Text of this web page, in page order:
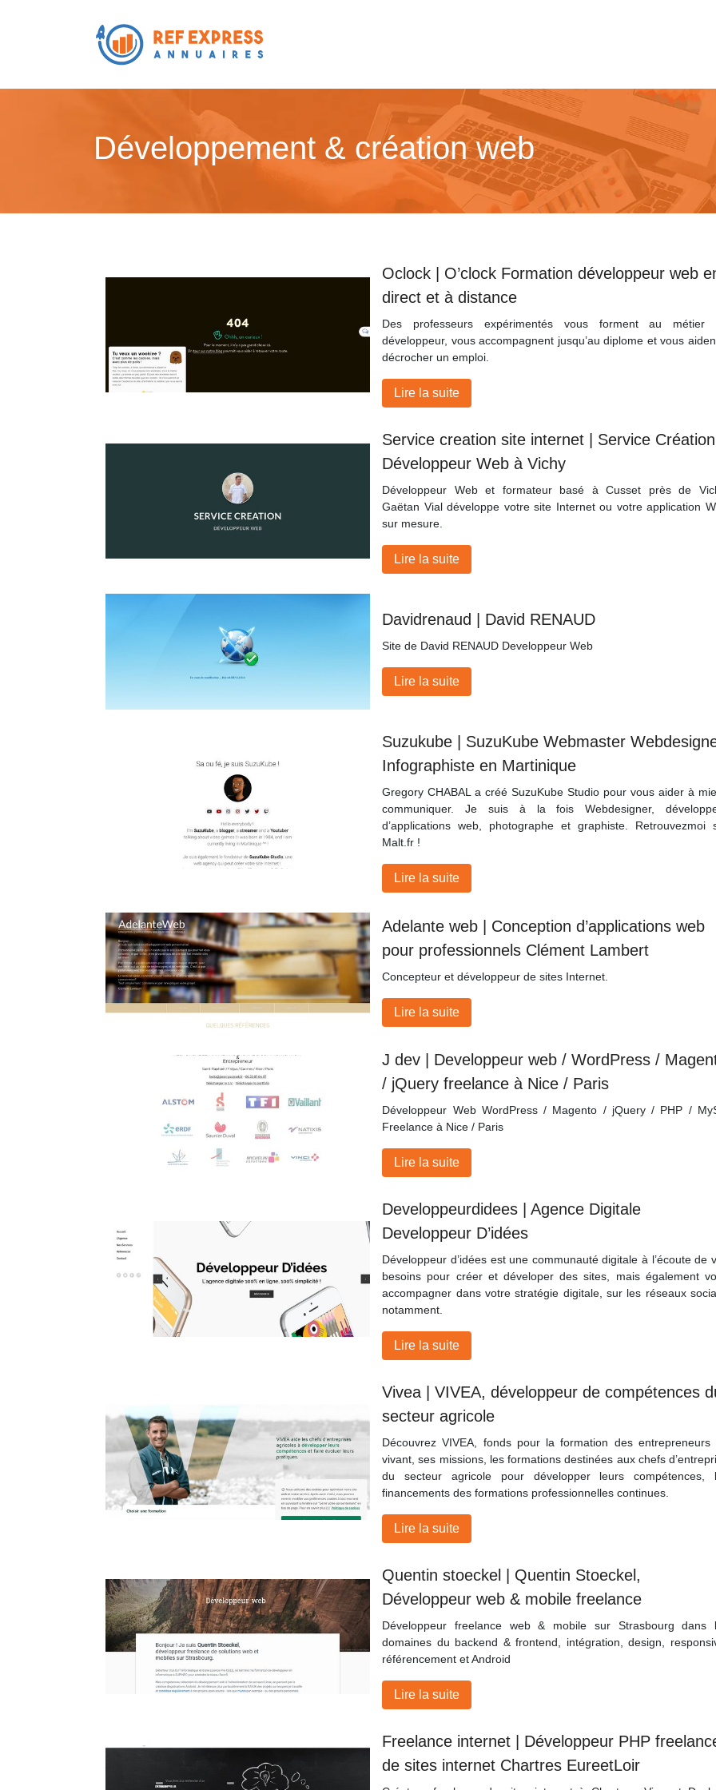
Développement & création web
Oclock | O’clock Formation développeur web
direct et à distance
Des professeurs expérimentés vous forment au métier
développeur, vous accompagnent jusqu’au diplome et vous
décrocher un emploi.
Lire la suite
Service creation site internet | Service Création
Développeur Web à Vichy
Développeur Web et formateur basé à Cusset près de
Gaëtan Vial développe votre site Internet ou votre application
sur mesure.
Lire la suite
Davidrenaud | David RENAUD
Site de David RENAUD Developpeur Web
Lire la suite
Suzukube | SuzuKube Webmaster
Infog­raphiste en Martinique
Gregory CHABAL a créé SuzuKube Studio pour vous aider à
communiquer. Je suis à la fois Webdesigner,
d’applications web, photographe et graphiste. Retrouvezmoi
Malt.fr !
Lire la suite
Adelante web | Conception d’applica­tions web
pour profes­sion­nels Clément Lambert
Concepteur et développeur de sites Internet.
Lire la suite
J dev | Developpeur web / WordPress /
/ jQuery freelance à Nice / Paris
Développeur Web WordPress / Magento / jQuery / PHP /
Freelance à Nice / Paris
Lire la suite
Develop­peur­di­dees | Agence Digitale
Developpeur D’idées
Développeur d’idées est une communauté digitale à l’écoute de
besoins pour créer et déveloper des sites, mais également
accompagner dans votre stratégie digitale, sur les réseaux
notamment.
Lire la suite
Vivea | VIVEA, développeur de compétences
secteur agricole
Découvrez VIVEA, fonds pour la formation des entrepreneurs
vivant, ses missions, les formations destinées aux chefs
du secteur agricole pour développer leurs compétences,
financements des formations professionnelles continues.
Lire la suite
Quentin stoeckel | Quentin Stoeckel,
Développeur web & mobile freelance
Développeur freelance web & mobile sur Strasbourg dans
domaines du backend & frontend, intégration, design,
référencement et Android
Lire la suite
Freelance internet | Développeur PHP
de sites internet Chartres EureetLoir